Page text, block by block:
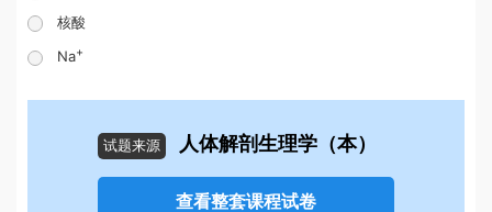
核酸
Na+
试题来源 人体解剖生理学（本）
查看整套课程试卷